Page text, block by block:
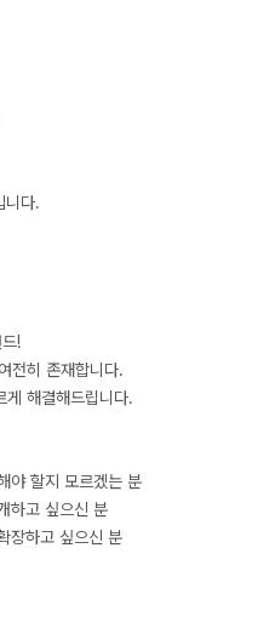
니다.
!
전히 존재합니다.
게 해결해드립니다.
야 할지 모르겠는 분
하고 싶으신 분
장하고 싶으신 분